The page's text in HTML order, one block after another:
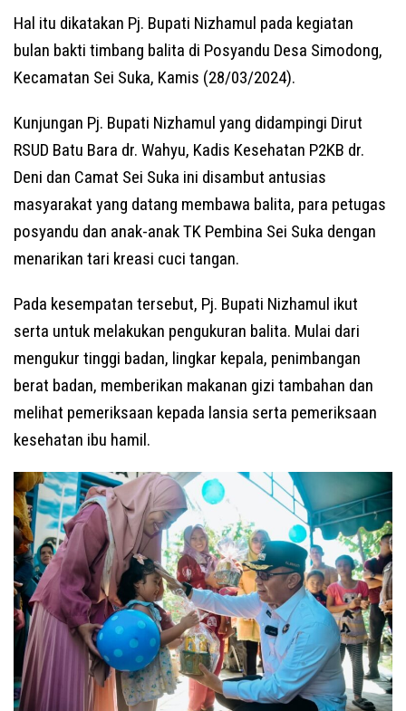
Hal itu dikatakan Pj. Bupati Nizhamul pada kegiatan
bulan bakti timbang balita di Posyandu Desa Simodong,
Kecamatan Sei Suka, Kamis (28/03/2024).
Kunjungan Pj. Bupati Nizhamul yang didampingi Dirut
RSUD Batu Bara dr. Wahyu, Kadis Kesehatan P2KB dr.
Deni dan Camat Sei Suka ini disambut antusias
masyarakat yang datang membawa balita, para petugas
posyandu dan anak-anak TK Pembina Sei Suka dengan
menarikan tari kreasi cuci tangan.
Pada kesempatan tersebut, Pj. Bupati Nizhamul ikut
serta untuk melakukan pengukuran balita. Mulai dari
mengukur tinggi badan, lingkar kepala, penimbangan
berat badan, memberikan makanan gizi tambahan dan
melihat pemeriksaan kepada lansia serta pemeriksaan
kesehatan ibu hamil.